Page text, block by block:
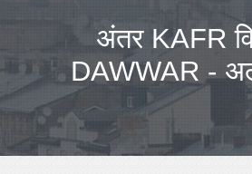
अंतर KAFR
DAWWAR -